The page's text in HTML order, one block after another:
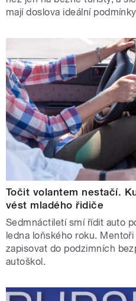
mají doslova ideální
Točit volantem nestačí.
vést mladého řidiče
Sedmnáctiletí smí řídit auto
ledna loňského roku.
zapisovat do podzimních
autoškol.